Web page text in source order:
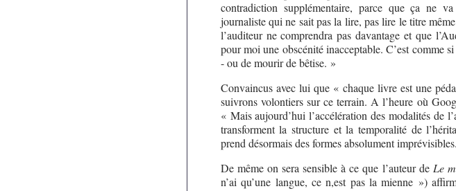
contradiction supplémentaire, parce que ça ne
journaliste qui ne sait pas la lire, pas lire le titre
l’auditeur ne comprendra pas davantage et que
pour moi une obscénité inacceptable. C’est comme
- ou de mourir de bêtise. »
Convaincus avec lui que « chaque livre est une
suivrons volontiers sur ce terrain. A l’heure où
« Mais aujourd’hui l’accélération des modalités de
transforment la structure et la temporalité de
prend désormais des formes absolument
De même on sera sensible à ce que l’auteur de Le
n’ai qu’une langue, ce n,est pas la mienne »)